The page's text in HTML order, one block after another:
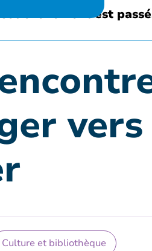
événement est
Culture et bibliothèque